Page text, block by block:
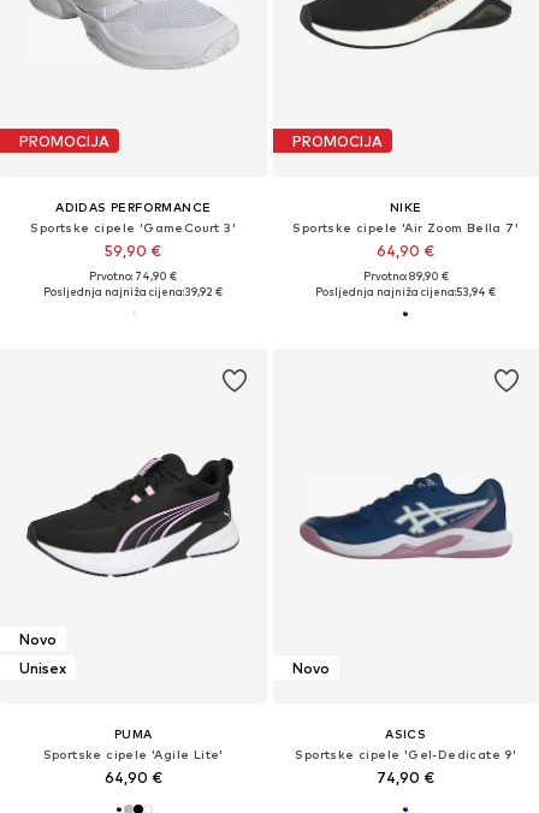
PROMOCIJA
ADIDAS PERFORMANCE
Sportske cipele 'GameCourt 3'
59,90 €
Prvotno: 74,90 €
Posljednja najniža cijena:39,92 €
PROMOCIJA
NIKE
Sportske cipele 'Air Zoom Bella 7'
64,90 €
Prvotno: 89,90 €
Posljednja najniža cijena:53,94 €
Novo
Unisex
PUMA
Sportske cipele 'Agile Lite'
64,90 €
Novo
ASICS
Sportske cipele 'Gel-Dedicate 9'
74,90 €